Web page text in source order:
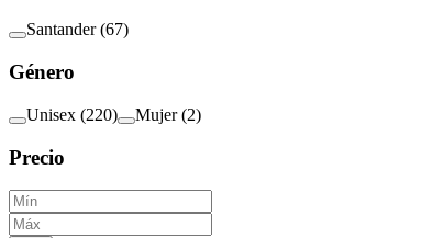
Santander (67)
Género
Unisex (220) Mujer (2)
Precio